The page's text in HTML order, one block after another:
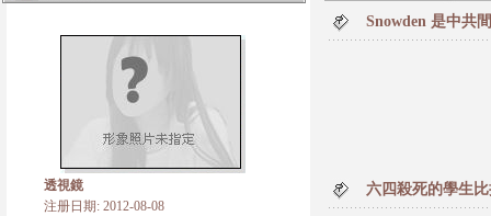
透視鏡
注册日期: 2012-08-08
Snowden 是中共
六四殺死的學生